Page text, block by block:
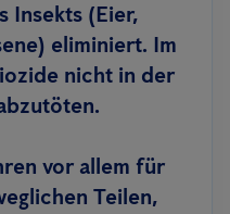
Insekts (Eier,
eliminiert. Im
nicht in der
vor allem für
Teilen,